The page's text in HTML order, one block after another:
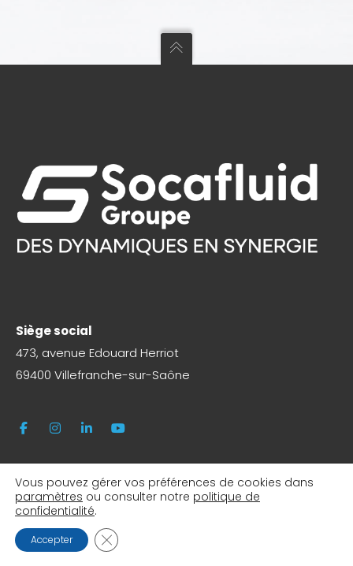
Siège social
473, avenue Edouard Herriot
69400 Villefranche-sur-Saône
Vous pouvez gérer vos préférences de cookies dans
paramètres ou consulter notre politique de
confidentialité.
Accepter FERMER LA BANNIÈRE DES COOKIES GDPR